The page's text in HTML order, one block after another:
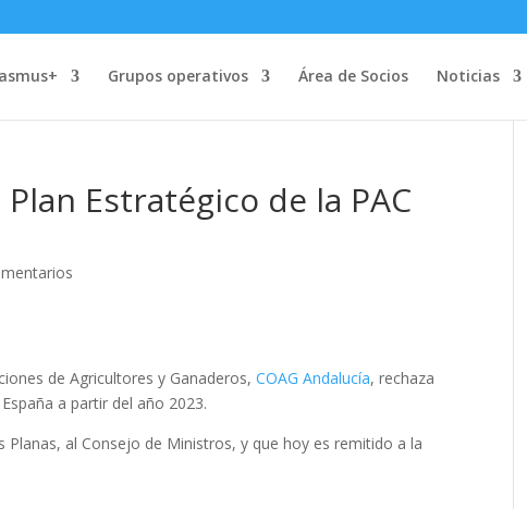
Grupos operativos Área de Socios Noticias
Estratégico de la PAC
de Agricultores y Ganaderos,COAG Andalucía, rechaza
a partir del año 2023.
al Consejo de Ministros, y que hoy es remitido a la